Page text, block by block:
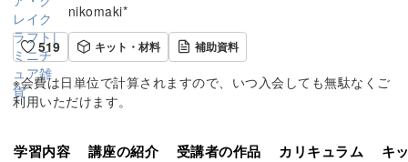
nikomaki*
519
キット・材料 補助資料
※会費は日単位で計算されますので、いつ入会しても無駄なくご
利用いただけます。
学習内容 講座の紹介 受講者の作品 カリキュラム キ